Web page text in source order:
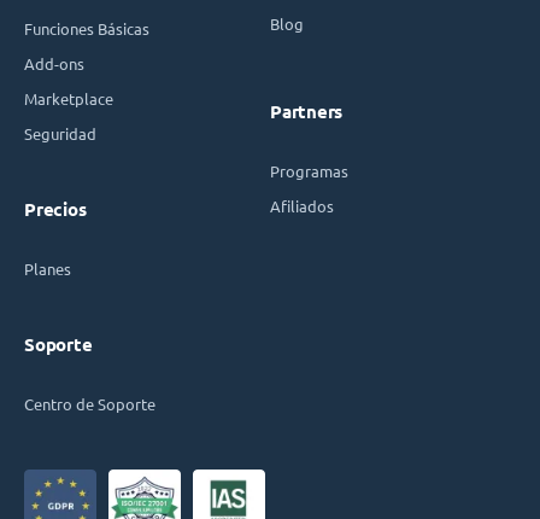
Funciones Básicas
Add-ons
Marketplace
Seguridad
Precios
Planes
Soporte
Centro de Soporte
Blog
Partners
Programas
Afiliados